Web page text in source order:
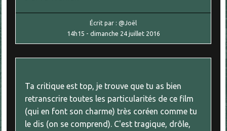
Écrit par :@Joël
14h15 - dimanche 24 juillet 2016
Ta critique est top, je trouve que tu as bien
retranscrire toutes les particularités de ce film
(qui en font son charme) très coréen comme tu
le dis (on se comprend). C'est tragique, drôle,